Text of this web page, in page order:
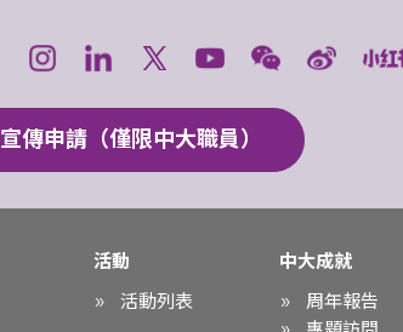
宣傳申請（僅限中大職員）
活動
活動列表
中大成就
周年報告